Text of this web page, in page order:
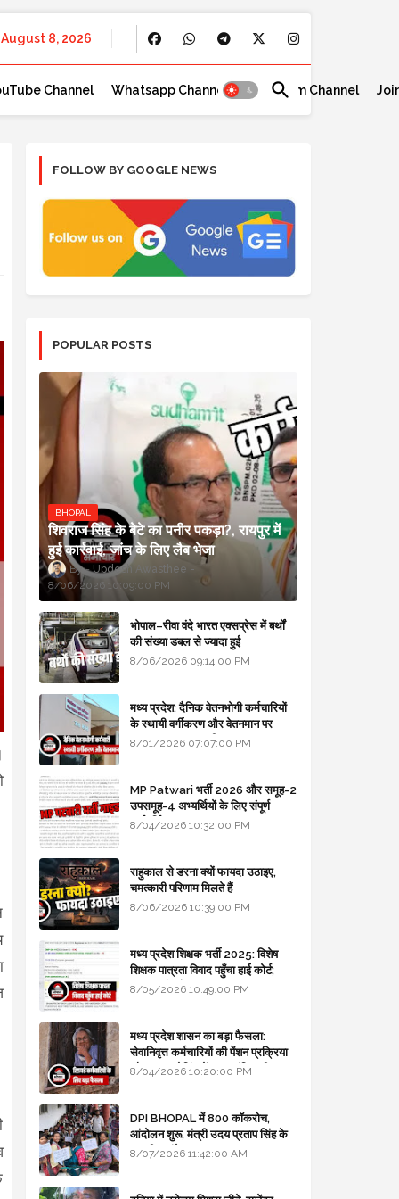
August 8, 2026
Channel Whatsapp Channel Telegram Channel
FOLLOW BY GOOGLE NEWS
POPULAR POSTS
BHOPAL
शिवराज सिंह के बेटे का पनीर पकड़ा?, रायपुर में
हुई कार्रवाई, जांच के लिए लैब भेजा
Updesh Awasthee
8/06/2026 10:09:00 PM
भोपाल–रीवा वंदे भारत एक्सप्रेस में बर्थों
की संख्या डबल से ज्यादा हुई
8/06/2026 09:14:00 PM
मध्य प्रदेश: दैनिक वेतनभोगी कर्मचारियों
के स्थायी वर्गीकरण और वेतनमान पर
सरकार का बड़ा स्पष्टीकरण
8/01/2026 07:07:00 PM
MP Patwari भर्ती 2026 और समूह-2
उपसमूह-4 अभ्यर्थियों के लिए संपूर्ण
मार्गदर्शिका
8/04/2026 10:32:00 PM
राहुकाल से डरना क्यों फायदा उठाइए,
चमत्कारी परिणाम मिलते हैं
8/06/2026 10:39:00 PM
मध्य प्रदेश शिक्षक भर्ती 2025: विशेष
शिक्षक पात्रता विवाद पहुँचा हाई कोर्ट;
सरकार से माँगा जवाब
8/05/2026 10:49:00 PM
मध्य प्रदेश शासन का बड़ा फैसला:
सेवानिवृत्त कर्मचारियों की पेंशन प्रक्रिया
और बजट कोडिंग में हुए क्रांतिकारी
8/04/2026 10:20:00 PM
DPI BHOPAL में 800 कॉकरोच,
आंदोलन शुरू, मंत्री उदय प्रताप सिंह के
घर भी जाएंगे
8/07/2026 11:42:00 AM